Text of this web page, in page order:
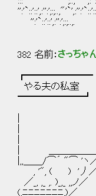
'':'`::'::',:'':';:;..,.
'':'`
382 名前： さっちゃ
┏━━━━━━━
やる夫の私室
━━━━━━━┛
| /＿
|
| ＿＿＿＿
|,,＿＿/⌒´ "⌒ 'ヽ
, '", ( ) '丿
／_, ,_ ,. )_,_
(,ﾆﾆﾆﾆﾆﾆﾆ,)／